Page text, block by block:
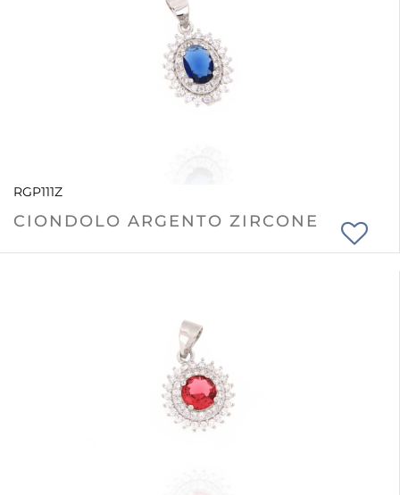
RGP111Z
CIONDOLO ARGENTO ZIRCONE